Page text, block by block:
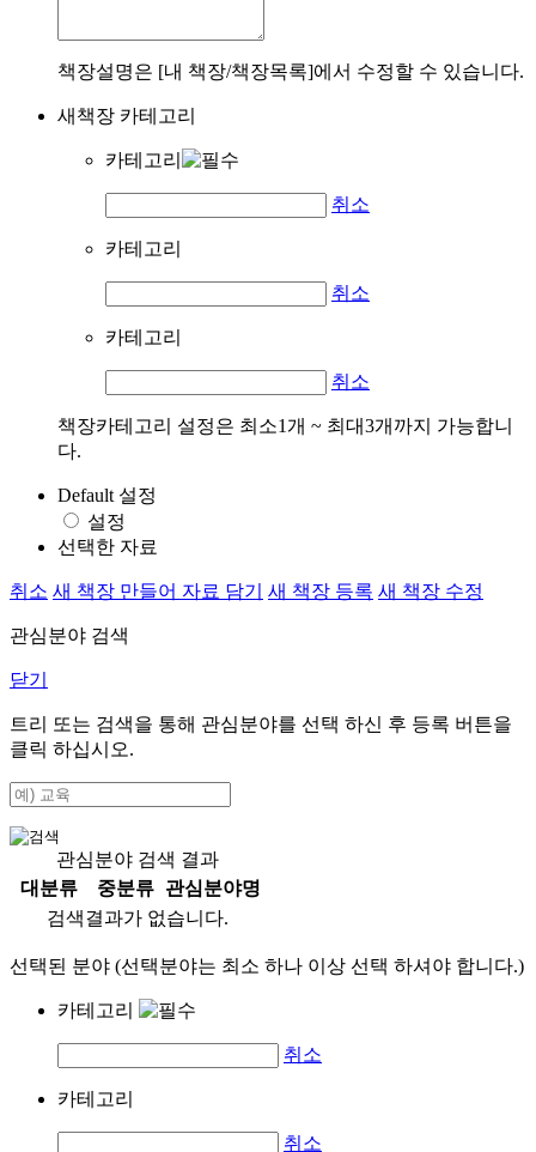
책장설명은 [내 책장/책장목록]에서 수정할 수 있습니다.
새책장 카테고리
카테고리
취소
카테고리
취소
카테고리
취소
책장카테고리 설정은 최소1개 ~ 최대3개까지 가능합니
다.
Default 설정
설정
선택한 자료
취소 새 책장 만들어 자료 담기 새 책장 등록 새 책장 수정
관심분야 검색
닫기
트리 또는 검색을 통해 관심분야를 선택 하신 후 등록 버튼을
클릭 하십시오.
관심분야 검색 결과
대분류
중분류
관심분야명
검색결과가 없습니다.
선택된 분야 (선택분야는 최소 하나 이상 선택 하셔야 합니다.)
카테고리
취소
카테고리
취소